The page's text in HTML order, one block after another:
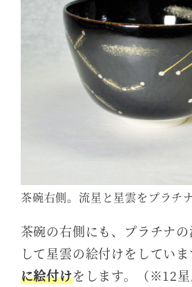
茶碗右側。流星と星雲をプラチ
茶碗の右側にも、プラチナ
して星雲の絵付けをしていま
に絵付けをします。（※12